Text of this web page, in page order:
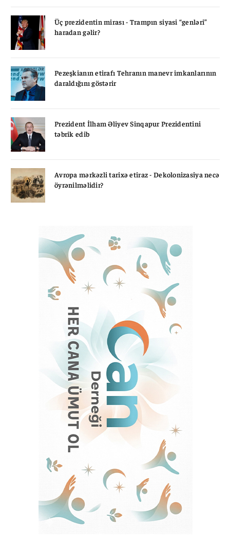
Üç prezidentin mirası - Trampın siyasi “genləri”
haradan gəlir?
Pezeşkianın etirafı Tehranın manevr imkanlarının
daraldığını göstərir
Prezident İlham Əliyev Sinqapur Prezidentini
təbrik edib
Avropa mərkəzli tarixə etiraz - Dekolonizasiya necə
öyrənilməlidir?